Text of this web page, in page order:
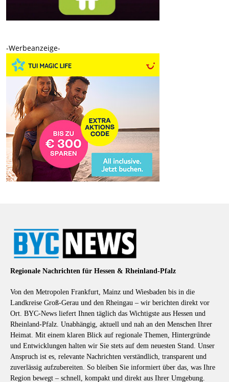
-Werbeanzeige-
Regionale Nachrichten für Hessen & Rheinland-Pfalz
Von den Metropolen Frankfurt, Mainz und Wiesbaden bis in die
Landkreise Groß-Gerau und den Rheingau – wir berichten direkt vor
Ort. BYC-News liefert Ihnen täglich das Wichtigste aus Hessen und
Rheinland-Pfalz. Unabhängig, aktuell und nah an den Menschen Ihrer
Heimat. Mit einem klaren Blick auf regionale Themen, Hintergründe
und Entwicklungen halten wir Sie stets auf dem neuesten Stand. Unser
Anspruch ist es, relevante Nachrichten verständlich, transparent und
zuverlässig aufzubereiten. So bleiben Sie informiert über das, was Ihre
Region bewegt – schnell, kompakt und direkt aus Ihrer Umgebung.